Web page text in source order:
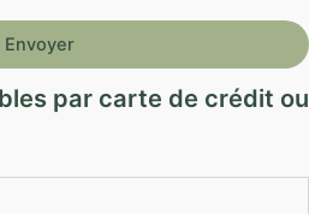
Envoyer
par carte de crédit ou